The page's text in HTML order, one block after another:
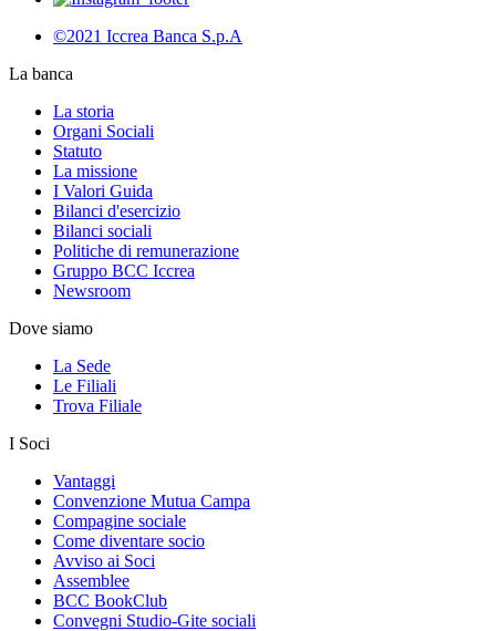
©2021 Iccrea Banca S.p.A
La banca
La storia
Organi Sociali
Statuto
La missione
I Valori Guida
Bilanci d'esercizio
Bilanci sociali
Politiche di remunerazione
Gruppo BCC Iccrea
Newsroom
Dove siamo
La Sede
Le Filiali
Trova Filiale
I Soci
Vantaggi
Convenzione Mutua Campa
Compagine sociale
Come diventare socio
Avviso ai Soci
Assemblee
BCC BookClub
Convegni Studio-Gite sociali